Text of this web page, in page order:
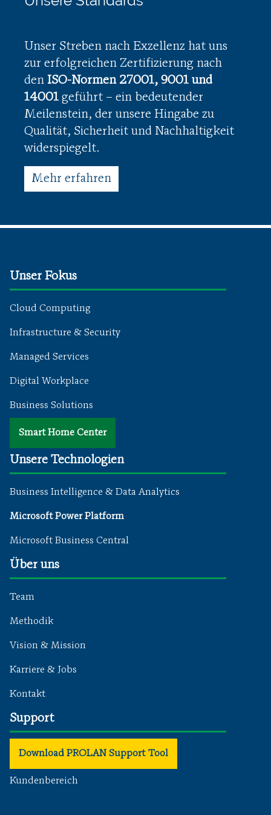
Unser Streben nach Exzellenz hat uns
zur erfolgreichen Zertifizierung nach
den ISO-Normen 27001, 9001 und
14001 geführt – ein bedeutender
Meilenstein, der unsere Hingabe zu
Qualität, Sicherheit und Nachhaltigkeit
widerspiegelt.
Mehr erfahren
Unser Fokus
Cloud Computing
Infrastructure & Security
Managed Services
Digital Workplace
Business Solutions
Smart Home Center
Unsere Technologien
Business Intelligence & Data Analytics
Microsoft Power Platform
Microsoft Business Central
Über uns
Team
Methodik
Vision & Mission
Karriere & Jobs
Kontakt
Support
Download PROLAN Support Tool
Kundenbereich